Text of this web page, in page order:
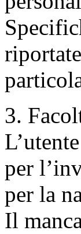
3.
per
per la
Il